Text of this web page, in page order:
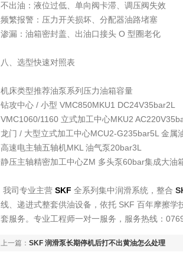
不出油：液位过低、单向阀卡滞、调压阀失效
频繁报警：压力开关损坏、分配器油路堵塞
渗漏：油箱密封盖、出油口接头 O 型圈老化
八、选型快速对照表
机床类型推荐油泵系列压力油箱容量
钻攻中心 / 小型 VMC850MKU1 DC24V35bar2L
VMC1060/1160 立式加工中心MKU2
龙门 / 大型立式加工中心MCU2-G235bar5L 金属
高速电主轴五轴机MKL 油气泵20bar3L
静压主轴精密加工中心ZM 多头泵60bar集成大油
我司专业主营 SKF 全系列集中润滑系统，整合
线、递进式整套供油设备，依托 SKF 百年摩擦
套服务。专业工程师一对一服务，服务热线：
上一篇： SKF 润滑泵长期停机后打不出黄油怎么处理